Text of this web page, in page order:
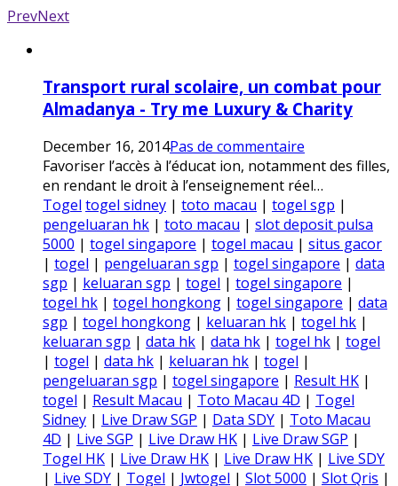
PrevNext
Transport rural scolaire, un combat pour
Almadanya - Try me Luxury & Charity
December 16, 2014Pas de commentaire
Favoriser l’accès à l’éducat ion, notamment des filles,
en rendant le droit à l’enseignement réel…
Togel togel sidney | toto macau | togel sgp |
pengeluaran hk | toto macau | slot deposit pulsa
5000 | togel singapore | togel macau | situs gacor
| togel | pengeluaran sgp | togel singapore | data
sgp | keluaran sgp | togel | togel singapore |
togel hk | togel hongkong | togel singapore | data
sgp | togel hongkong | keluaran hk | togel hk |
keluaran sgp | data hk | data hk | togel hk | togel
| togel | data hk | keluaran hk | togel |
pengeluaran sgp | togel singapore | Result HK |
togel | Result Macau | Toto Macau 4D | Togel
Sidney | Live Draw SGP | Data SDY | Toto Macau
4D | Live SGP | Live Draw HK | Live Draw SGP |
Togel HK | Live Draw HK | Live Draw HK | Live SDY
| Live SDY | Togel | Jwtogel | Slot 5000 | Slot Qris |